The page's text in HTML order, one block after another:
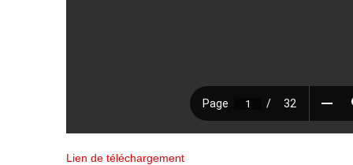
Lien de téléchargement